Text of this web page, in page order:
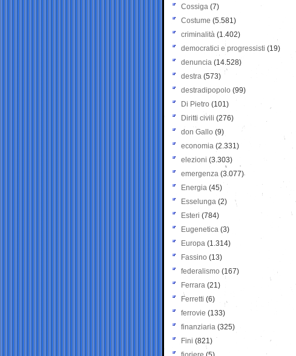
Cossiga (7)
Costume (5.581)
criminalità (1.402)
democratici e progressisti (19)
denuncia (14.528)
destra (573)
destradipopolo (99)
Di Pietro (101)
Diritti civili (276)
don Gallo (9)
economia (2.331)
elezioni (3.303)
emergenza (3.077)
Energia (45)
Esselunga (2)
Esteri (784)
Eugenetica (3)
Europa (1.314)
Fassino (13)
federalismo (167)
Ferrara (21)
Ferretti (6)
ferrovie (133)
finanziaria (325)
Fini (821)